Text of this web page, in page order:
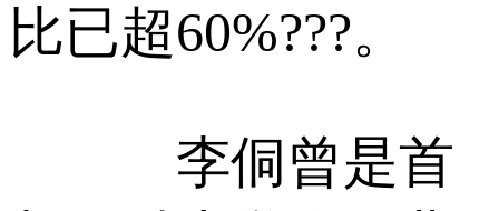
比已超60%???。
李侗曾是首